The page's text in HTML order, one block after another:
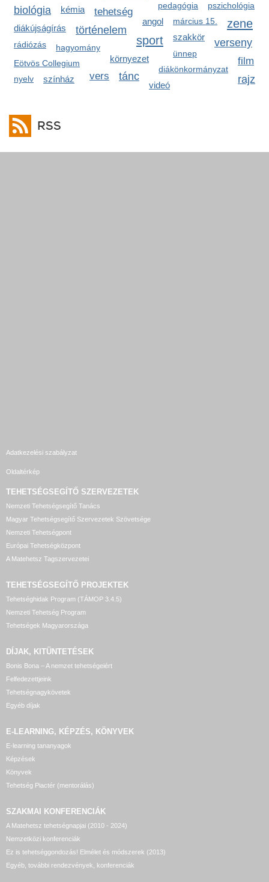
pedagógia
pszichológia
biológia kémia tehetség
angol március 15. zene
diákújságírás történelem
szakkör verseny
sport
rádiózás hagyomány
ünnep
környezet
Eötvös Collegium
diákönkormányzat
vers tánc
nyelv
film
színház rajz
videó
RSS
Adatkezelési szabályzat
Oldaltérkép
TEHETSÉGSEGÍTŐ SZERVEZETEK
Nemzeti Tehetségsegítő Tanács
Magyar Tehetségsegítő Szervezetek Szövetsége
Nemzeti Tehetségpont
Európai Tehetségközpont
A Matehetsz Tagszervezetei
TEHETSÉGSEGÍTŐ PROJEKTEK
Tehetséghidak Program (TÁMOP 3.4.5)
Nemzeti Tehetség Program
Tehetségek Magyarországa
DÍJAK, KITÜNTETÉSEK
Bonis Bona – A nemzet tehetségeiért
Felfedezettjeink
Tehetségnagykövetek
Egyéb díjak
E-LEARNING, KÉPZÉS, KÖNYVEK
E-learning tananyagok
Képzések
Könyvek
Tehetség Piactér (mentorálás)
SZAKMAI KONFERENCIÁK
A Matehetsz tehetségnapjai (2010 - 2024)
Nemzetközi konferenciák
Ez is tehetséggondozás! Elmélet és módszerek (2013)
Egyéb, további rendezvények, konferenciák